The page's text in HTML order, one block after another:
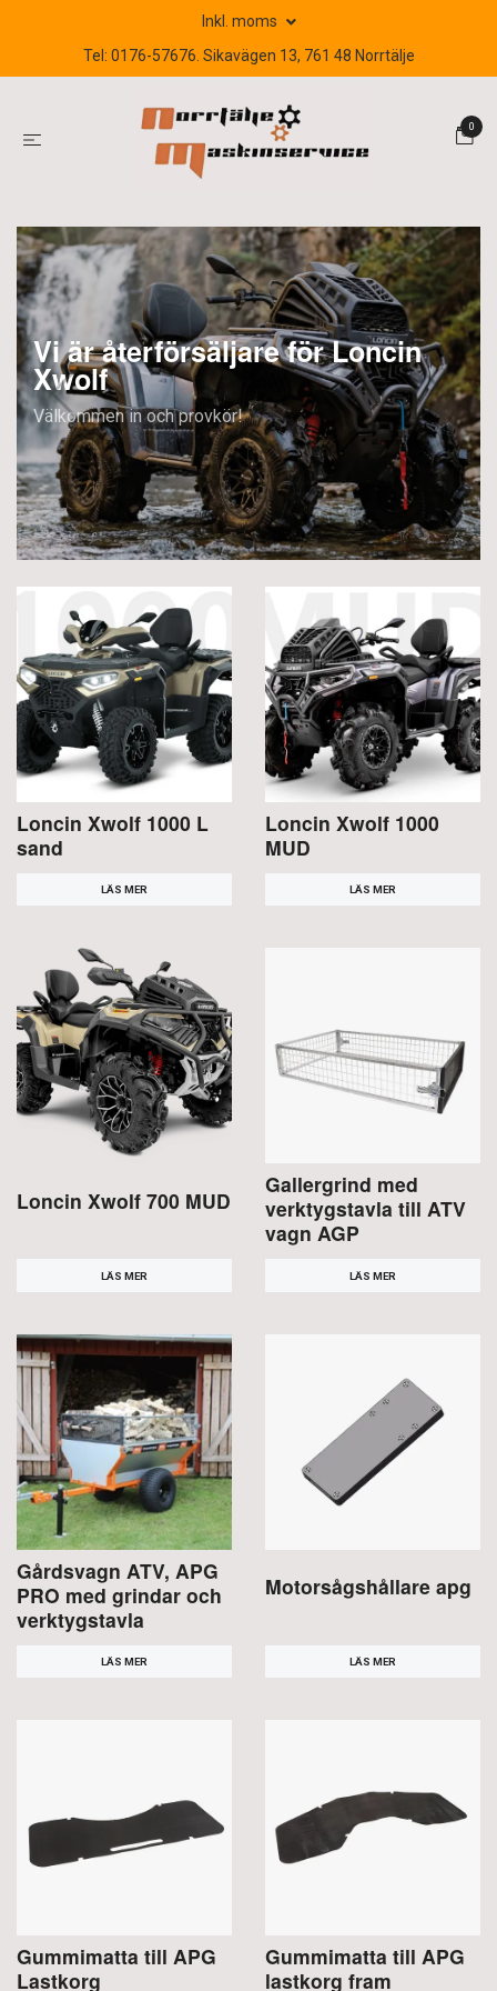
Inkl. moms
Tel: 0176-57676. Sikavägen 13, 761 48 Norrtälje
0
Vi är återförsäljare för Loncin
Xwolf
Välkommen in och provkör!
Loncin Xwolf 1000 L
sand
LÄS MER
Loncin Xwolf 1000
MUD
LÄS MER
Loncin Xwolf 700 MUD
LÄS MER
Gallergrind med
verktygstavla till ATV
vagn AGP
LÄS MER
Gårdsvagn ATV, APG
PRO med grindar och
verktygstavla
LÄS MER
Motorsågshållare apg
LÄS MER
Gummimatta till APG
Lastkorg
Gummimatta till APG
lastkorg fram